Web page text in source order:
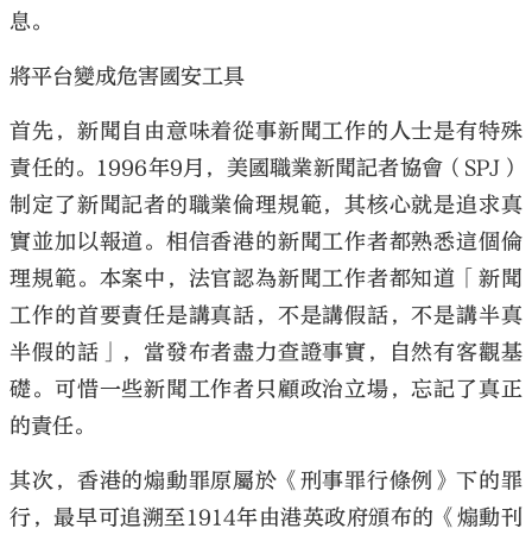
息。
將平台變成危害國安工具
首先，新聞自由意味着從事新聞工作的人士是有特殊
責任的。1996年9月，美國職業新聞記者協會（SPJ）
制定了新聞記者的職業倫理規範，其核心就是追求真
實並加以報道。相信香港的新聞工作者都熟悉這個倫
理規範。本案中，法官認為新聞工作者都知道「新聞
工作的首要責任是講真話，不是講假話，不是講半真
半假的話」，當發布者盡力查證事實，自然有客觀基
礎。可惜一些新聞工作者只顧政治立場，忘記了真正
的責任。
其次，香港的煽動罪原屬於《刑事罪行條例》下的罪
行，最早可追溯至1914年由港英政府頒布的《煽動刊